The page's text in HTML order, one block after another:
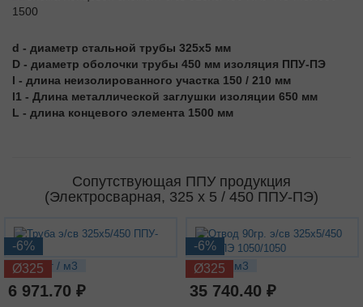
d - диаметр стальной трубы 325х5 мм
D - диаметр оболочки трубы 450 мм изоляция ППУ-ПЭ
l - длина неизолированного участка 150 / 210 мм
l1 - Длина металлической заглушки изоляции 650 мм
L - длина концевого элемента 1500 мм
Сопутствующая ППУ продукция
(Электросварная, 325 х 5 / 450 ППУ-ПЭ)
-6%
Ø325
54.17 кг / м3
6 971.70 ₽
-6%
Ø325
114 кг / м3
35 740.40 ₽